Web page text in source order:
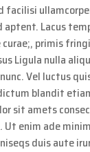
facilisi
Lacus
primis
Ligula nulla
Vel luctus
blandit
sit amets
enim ade
duis aute